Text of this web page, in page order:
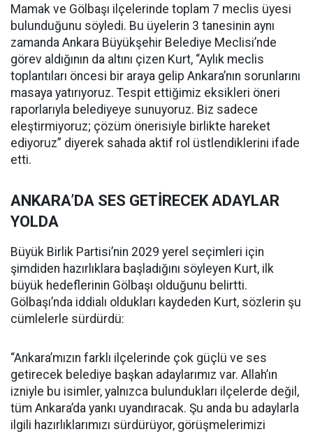
Mamak ve Gölbaşı ilçelerinde toplam 7 meclis üyesi
bulunduğunu söyledi. Bu üyelerin 3 tanesinin aynı
zamanda Ankara Büyükşehir Belediye Meclisi’nde
görev aldığının da altını çizen Kurt, “Aylık meclis
toplantıları öncesi bir araya gelip Ankara’nın sorunlarını
masaya yatırıyoruz. Tespit ettiğimiz eksikleri öneri
raporlarıyla belediyeye sunuyoruz. Biz sadece
eleştirmiyoruz; çözüm önerisiyle birlikte hareket
ediyoruz” diyerek sahada aktif rol üstlendiklerini ifade
etti.
ANKARA’DA SES GETİRECEK ADAYLAR
YOLDA
Büyük Birlik Partisi’nin 2029 yerel seçimleri için
şimdiden hazırlıklara başladığını söyleyen Kurt, ilk
büyük hedeflerinin Gölbaşı olduğunu belirtti.
Gölbaşı’nda iddialı oldukları kaydeden Kurt, sözlerin şu
cümlelerle sürdürdü:
“Ankara’mızın farklı ilçelerinde çok güçlü ve ses
getirecek belediye başkan adaylarımız var. Allah’ın
izniyle bu isimler, yalnızca bulundukları ilçelerde değil,
tüm Ankara’da yankı uyandıracak. Şu anda bu adaylarla
ilgili hazırlıklarımızı sürdürüyor, görüşmelerimizi